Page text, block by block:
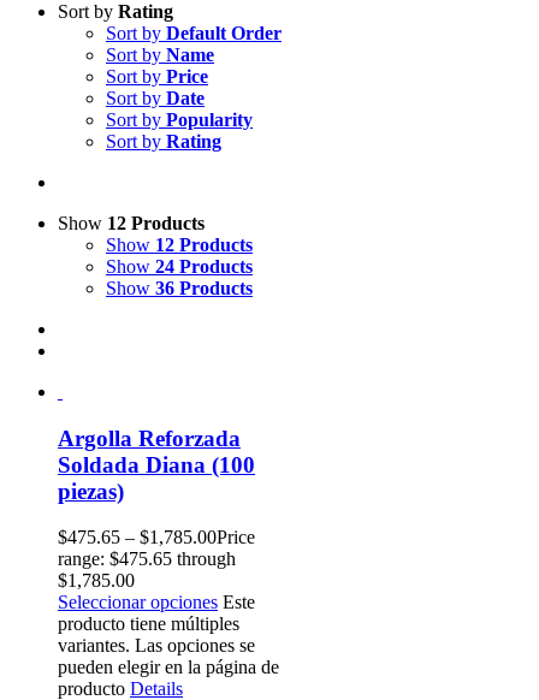
Sort by Rating
Sort by Default Order
Sort by Name
Sort by Price
Sort by Date
Sort by Popularity
Sort by Rating
Show 12 Products
Show 12 Products
Show 24 Products
Show 36 Products
Argolla Reforzada
Soldada Diana (100
piezas)
$475.65 – $1,785.00Price
range: $475.65 through
$1,785.00
Seleccionar opciones Este
producto tiene múltiples
variantes. Las opciones se
pueden elegir en la página de
producto Details